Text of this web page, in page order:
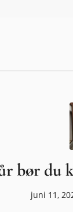
bør du
juni 11,